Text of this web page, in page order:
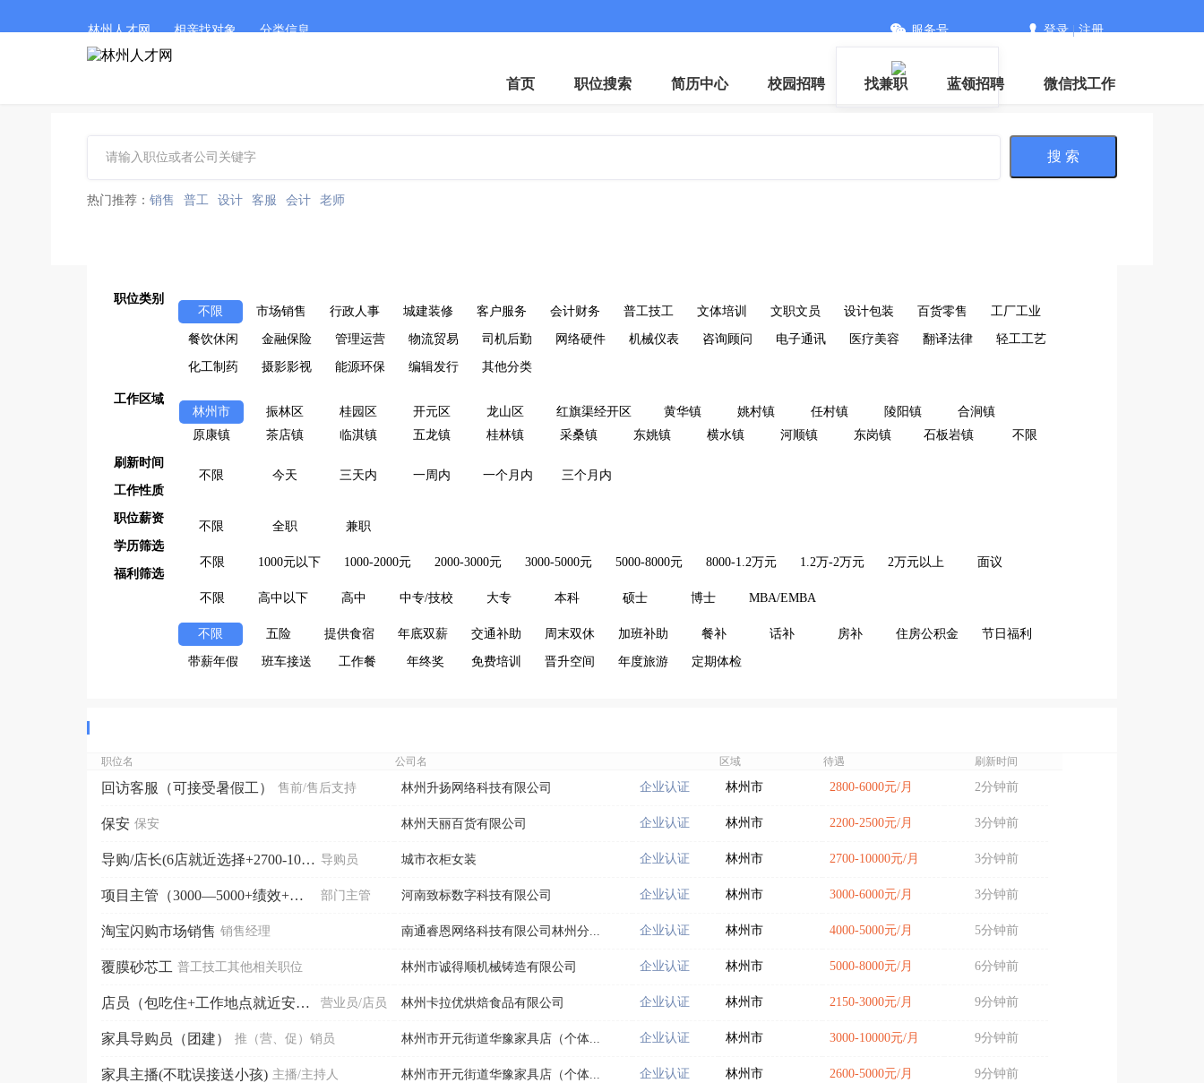
林州人才网 相亲找对象 分类信息
微信
服务号 登录|注册
首页 职位搜索 简历中心 校园招聘 找兼职 蓝领招聘 微信找工作
搜 索
热门推荐： 销售 普工 设计 客服 会计 老师
职位类别
不限
市场销售 行政人事 城建装修 客户服务 会计财务 普工技工 文体培训 文职文员 设计包装 百货零售 工厂工业
餐饮休闲 金融保险 管理运营 物流贸易 司机后勤 网络硬件 机械仪表 咨询顾问 电子通讯 医疗美容 翻译法律 轻工工艺
化工制药 摄影影视 能源环保 编辑发行 其他分类
工作区域
林州市
振林区 桂园区 开元区 龙山区 红旗渠经开区 黄华镇 姚村镇 任村镇 陵阳镇
合涧镇
原康镇
茶店镇 临淇镇 五龙镇 桂林镇 采桑镇 东姚镇 横水镇 河顺镇 东岗镇 石板岩镇 不限
刷新时间
不限
今天 三天内 一周内 一个月内
三个月内
工作性质
不限 全职 兼职
职位薪资
不限 1000元以下 1000-2000元 2000-3000元 3000-5000元 5000-8000元 8000-1.2万元 1.2万-2万元 2万元以上 面议
学历筛选
不限 高中以下 高中 中专/技校 大专 本科 硕士 博士 MBA/EMBA
福利筛选
不限 五险 提供食宿 年底双薪 交通补助 周末双休 加班补助 餐补 话补 房补 住房公积金 节日福利
带薪年假 班车接送 工作餐 年终奖 免费培训 晋升空间 年度旅游 定期体检
职位名 公司名 区域 待遇 刷新时间
回访客服（可接受暑假工） 售前/售后支持 林州升扬网络科技有限公司 企业认证 林州市 2800-6000元/月 2分钟前
保安 保安 林州天丽百货有限公司 企业认证 林州市 2200-2500元/月 3分钟前
导购/店长(6店就近选择+2700-10000) 导购员 城市衣柜女装 企业认证 林州市 2700-10000元/月 3分钟前
项目主管（3000—5000+绩效+全勤） 部门主管 河南致标数字科技有限公司 企业认证 林州市 3000-6000元/月 3分钟前
淘宝闪购市场销售 销售经理 南通睿恩网络科技有限公司林州分... 企业认证 林州市 4000-5000元/月 5分钟前
覆膜砂芯工 普工技工其他相关职位 林州市诚得顺机械铸造有限公司 企业认证 林州市 5000-8000元/月 6分钟前
店员（包吃住+工作地点就近安排） 营业员/店员 林州卡拉优烘焙食品有限公司 企业认证 林州市 2150-3000元/月 9分钟前
家具导购员（团建） 推（营、促）销员 林州市开元街道华豫家具店（个体... 企业认证 林州市 3000-10000元/月 9分钟前
家具主播(不耽误接送小孩) 主播/主持人 林州市开元街道华豫家具店（个体... 企业认证 林州市 2600-5000元/月 9分钟前